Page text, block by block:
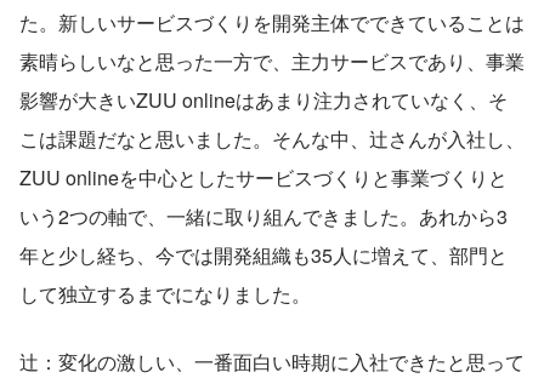
た。新しいサービスづくりを開発主体でできていることは
素晴らしいなと思った一方で、主力サービスであり、事業
影響が大きいZUU onlineはあまり注力されていなく、そ
こは課題だなと思いました。そんな中、辻さんが入社し、
ZUU onlineを中心としたサービスづくりと事業づくりと
いう2つの軸で、一緒に取り組んできました。あれから3
年と少し経ち、今では開発組織も35人に増えて、部門と
して独立するまでになりました。
辻：変化の激しい、一番面白い時期に入社できたと思って